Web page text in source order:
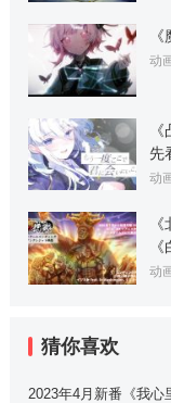
动
先
动
动
猜你喜欢
2023年4月新番《我